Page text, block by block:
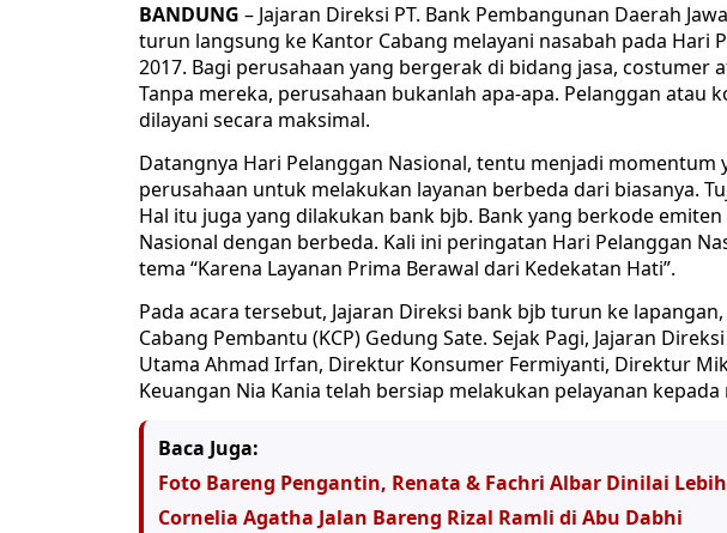
BANDUNG – Jajaran Direksi PT. Bank Pembangunan Daerah
turun langsung ke Kantor Cabang melayani nasabah pada Hari
2017. Bagi perusahaan yang bergerak di bidang jasa, costumer
Tanpa mereka, perusahaan bukanlah apa-apa. Pelanggan atau
dilayani secara maksimal.
Datangnya Hari Pelanggan Nasional, tentu menjadi
perusahaan untuk melakukan layanan berbeda dari biasanya.
Hal itu juga yang dilakukan bank bjb. Bank yang berkode emiten
Nasional dengan berbeda. Kali ini peringatan Hari Pelanggan
tema “Karena Layanan Prima Berawal dari Kedekatan Hati”.
Pada acara tersebut, Jajaran Direksi bank bjb turun ke
Cabang Pembantu (KCP) Gedung Sate. Sejak Pagi, Jajaran
Utama Ahmad Irfan, Direktur Konsumer Fermiyanti, Direktur
Keuangan Nia Kania telah bersiap melakukan pelayanan kepada
Baca Juga:
Foto Bareng Pengantin, Renata & Fachri Albar Dinilai
Cornelia Agatha Jalan Bareng Rizal Ramli di Abu Dabhi